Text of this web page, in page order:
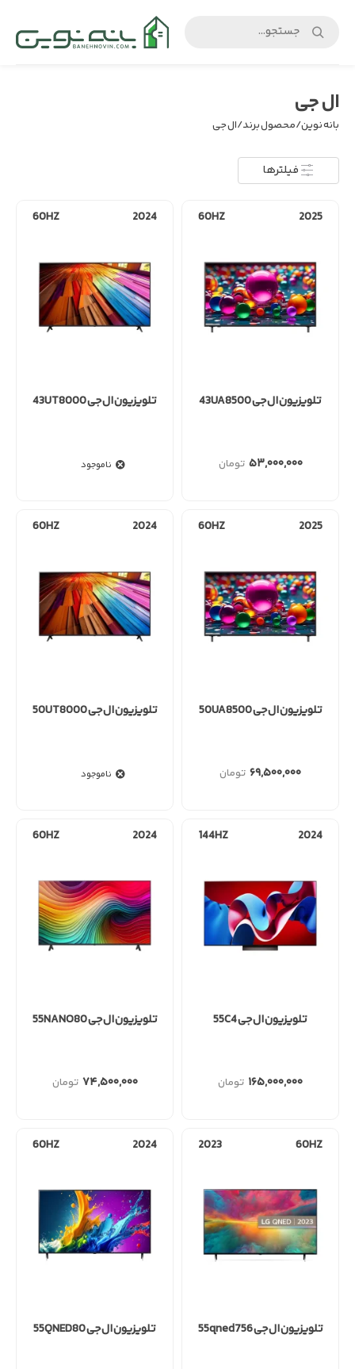
ال جی
بانه نوین/ محصول برند / ال جی
تلویزیون ال جی 43UA8500
۵۳,۰۰۰,۰۰۰
2025
60HZ
تلویزیون ال جی 43UT8000
ناموجود
2024
60HZ
تلویزیون ال جی 50UA8500
۶۹,۵۰۰,۰۰۰
2025
60HZ
تلویزیون ال جی 50UT8000
ناموجود
2024
60HZ
تلویزیون ال جی 55C4
۱۶۵,۰۰۰,۰۰۰
2024
144HZ
تلویزیون ال جی 55NANO80
۷۴,۵۰۰,۰۰۰
2024
60HZ
تلویزیون ال جی 55qned756
60HZ
2023
تلویزیون ال جی 55QNED80
2024
60HZ